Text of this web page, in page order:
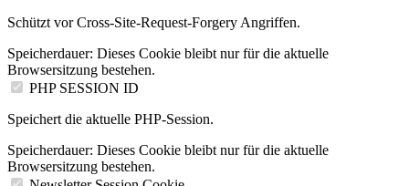
Schützt vor Cross-Site-Request-Forgery Angriffen.
Speicherdauer: Dieses Cookie bleibt nur für die aktuelle
Browsersitzung bestehen.
PHP SESSION ID
Speichert die aktuelle PHP-Session.
Speicherdauer: Dieses Cookie bleibt nur für die aktuelle
Browsersitzung bestehen.